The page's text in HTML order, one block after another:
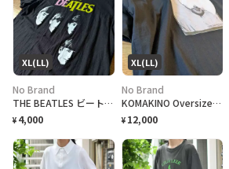
XL(LL)
No Brand
THE BEATLES ビートルズ バンドTシャツ
¥ 4,000
XL(LL)
No Brand
KOMAKINO Oversized T-Shirt
¥ 12,000